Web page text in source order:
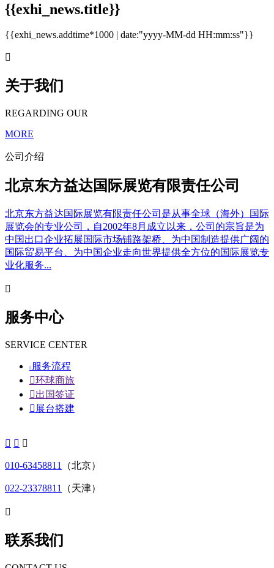
{{exhi_news.title}}
{{exhi_news.addtime*1000 | date:"yyyy-MM-dd HH:mm:ss"}}

关于我们
REGARDING OUR
MORE
公司介绍
北京东方益达国际展览有限责任公司
北京东方益达国际展览有限责任公司是从事全球（海外）国际
展览会的专业公司，自2002年8月成立以来，公司的宗旨是为
中国出口企业拓展国际市场铺路架桥、为中国制造提供广阔的
国际贸易平台、为中国企业走向世界提供全方位的国际展览专
业化服务...

服务中心
SERVICE CENTER
 服务流程
环球商旅
出国签证
 展台搭建
  
010-63458811 （北京）
022-23378811 （天津）

联系我们